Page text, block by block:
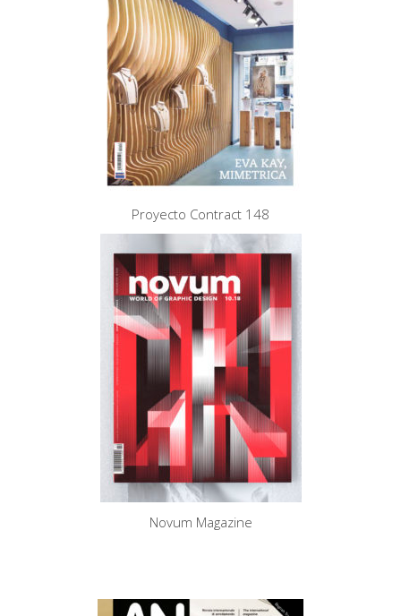
Proyecto Contract 148
Novum Magazine